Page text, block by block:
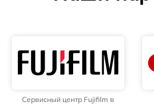
Сервисный центр Fujifilm в